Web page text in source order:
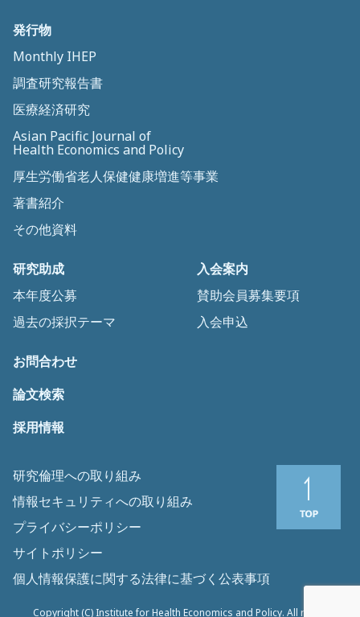
発行物
Monthly IHEP
調査研究報告書
医療経済研究
Asian Pacific Journal of
Health Economics and Policy
厚生労働省老人保健健康増進等事業
著書紹介
その他資料
研究助成
本年度公募
過去の採択テーマ
入会案内
賛助会員募集要項
入会申込
お問合わせ
論文検索
採用情報
研究倫理への取り組み
情報セキュリティへの取り組み
プライバシーポリシー
サイトポリシー
個人情報保護に関する法律に基づく公表事項
Copyright (C) Institute for Health Economics and Policy. All rights